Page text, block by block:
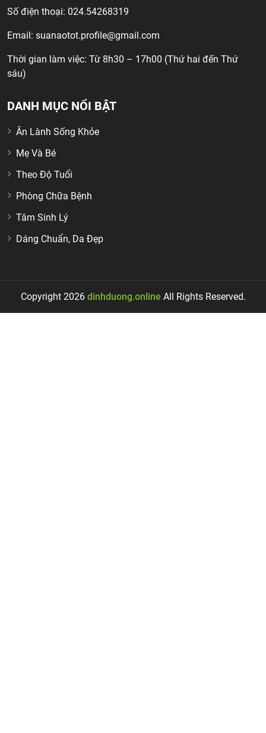
Số điện thoại: 024.54268319
Email: suanaotot.profile@gmail.com
Thời gian làm việc: Từ 8h30 – 17h00 (Thứ hai đến Thứ
sáu)
DANH MỤC NỔI BẬT
Ăn Lành Sống Khỏe
Mẹ Và Bé
Theo Độ Tuổi
Phòng Chữa Bệnh
Tâm Sinh Lý
Dáng Chuẩn, Da Đẹp
Copyright 2026 dinhduong.online All Rights Reserved.